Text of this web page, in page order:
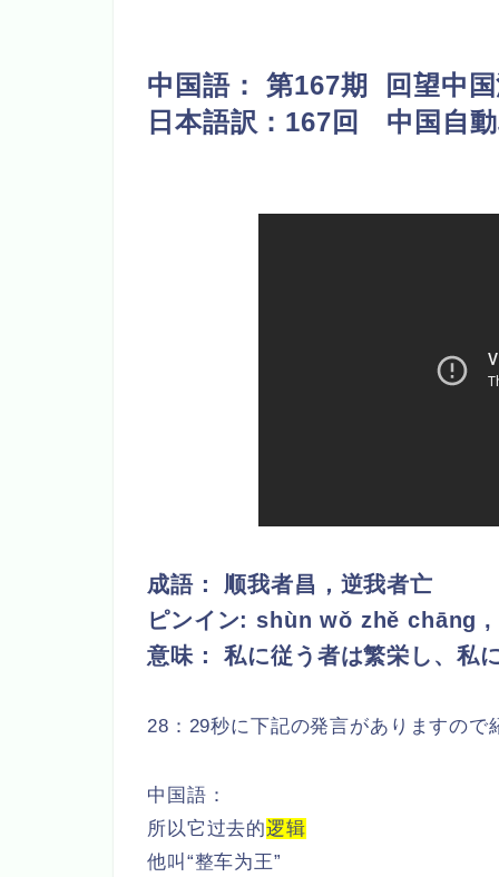
中国語：第167期 回望中
日本語訳：167回 中国自
成語： 顺我者昌，逆我者亡
ピンイン: shùn wǒ zhě chāng
意味：私に従う者は繁栄し、私
28：29秒に下記の発言がありますので
中国語：
所以它过去的逻辑
他叫“整车为王”